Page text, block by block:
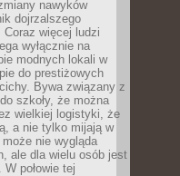
nawyków
dojrzalszego
więcej ludzi
wyłącznie na
modnych lokali w
do prestiżowych
Bywa związany z
szkoły, że można
wielkiej logistyki, że
a nie tylko mijają w
nie wygląda
ale dla wielu osób jest
połowie tej